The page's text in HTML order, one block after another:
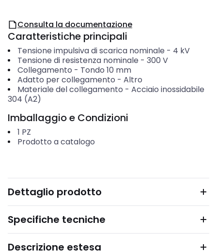
Consulta la documentazione
Caratteristiche principali
Tensione impulsiva di scarica nominale - 4 kV
Tensione di resistenza nominale - 300 V
Collegamento - Tondo 10 mm
Adatto per collegamento - Altro
Materiale del collegamento - Acciaio inossidabile
304 (A2)
Imballaggio e Condizioni
1 PZ
Prodotto a catalogo
Dettaglio prodotto
Specifiche tecniche
Descrizione estesa